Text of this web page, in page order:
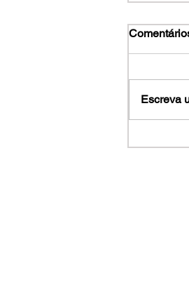
Escreva